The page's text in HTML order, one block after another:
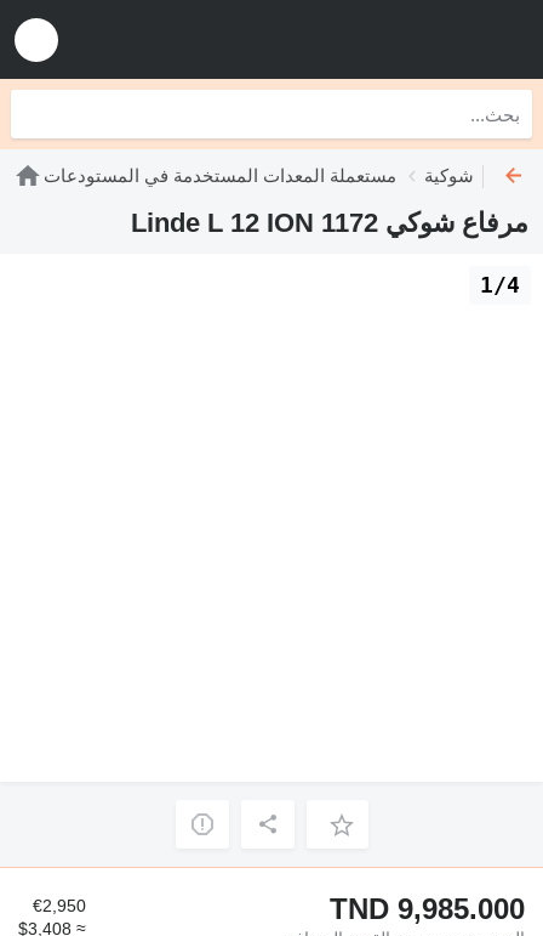
مستعملة المعدات المستخدمة في المستودعات رافعات شوكية
مرفاع شوكي Linde L 12 ION 1172
1/4
TND 9,985.000
€2,950
≈ $3,408